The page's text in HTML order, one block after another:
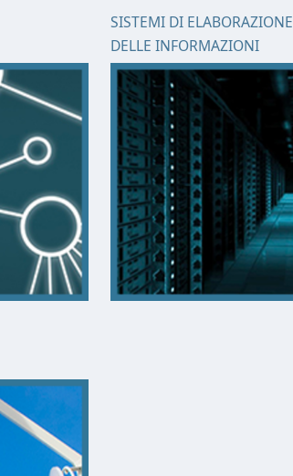
SISTEMI DI ELABORAZIONE
DELLE INFORMAZIONI